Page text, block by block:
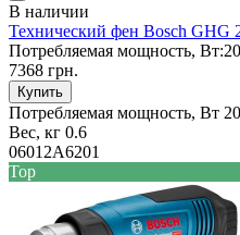
В наличии
Технический фен Bosch GHG
Потребляемая мощность, Вт:
7368 грн.
Купить
Потребляемая мощность, Вт
Вес, кг 0.6
06012A6201
Top